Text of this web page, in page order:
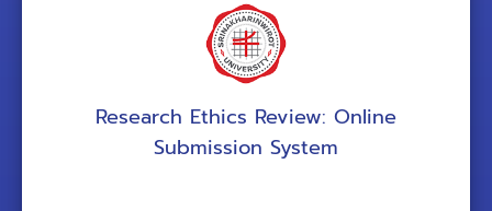
Research Ethics Review: Online
Submission System